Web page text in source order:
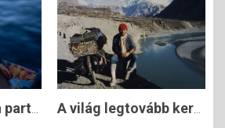
Tizenhét év után partot ért – Rob Lea befejezte a világ egyik ... A világ legtovább kerékpározó sportolója Heinz Stücke elindult az ...